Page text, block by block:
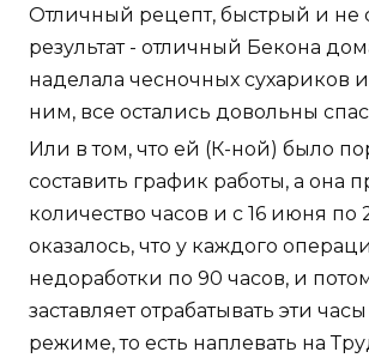
Отличный рецепт, быстрый и не
результат - отличный Бекона
наделала чесночных сухариков
ним, все остались довольны
Или в том, что ей (К-ной) было
составить график работы, а она
количество часов и с 16 июня по
оказалось, что у каждого
недоработки по 90 часов, и
заставляет отрабатывать эти
режиме, то есть наплевать на